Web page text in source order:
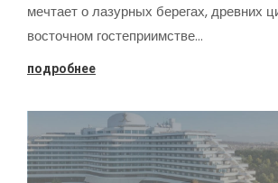
мечтает о лазурных берегах, древних
восточном гостеприимстве…
подробнее